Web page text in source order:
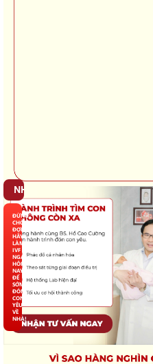
ĐỪNG
CHỜ
ĐỢI,
HÃY
LÀM
IVF
NGAY
HÔM
NAY
ĐỂ
SỚM
ĐÓN
CON
YÊU
VỀ
NHÀ!